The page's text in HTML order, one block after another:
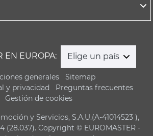
EN EUROPA: Elige un país
generales
Sitemap
y privacidad
Preguntas frecuentes
Gestión de cookies
y Servicios, S.A.U.(A-41014523 ),
(28.037). Copyright © EUROMASTER -